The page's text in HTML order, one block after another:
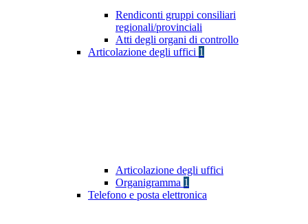
Rendiconti gruppi consiliari
regionali/provinciali
Atti degli organi di controllo
Articolazione degli uffici 1
Articolazione degli uffici
Organigramma 1
Telefono e posta elettronica